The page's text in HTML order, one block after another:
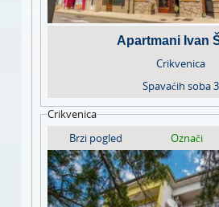
Apartmani Ivan
Crikvenica
Spavaćih soba3
Crikvenica
Brzi pogled
Označi